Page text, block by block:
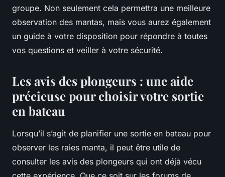
groupe. Non seulement cela permettra une meilleure
observation des mantas, mais vous aurez également
un guide à votre disposition pour répondre à toutes
vos questions et veiller à votre sécurité.
Les avis des plongeurs : une aide
précieuse pour choisir votre sortie
en bateau
Lorsqu’il s’agit de planifier une sortie en bateau pour
observer les raies manta, il peut être utile de
consulter les avis des plongeurs qui ont déjà vécu